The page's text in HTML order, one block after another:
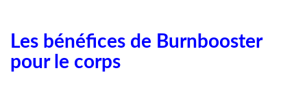
Les bénéfices de Burnbooster
pour le corps